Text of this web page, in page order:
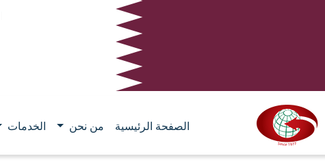
الصفحة الرئيسية من نحن الخدمات